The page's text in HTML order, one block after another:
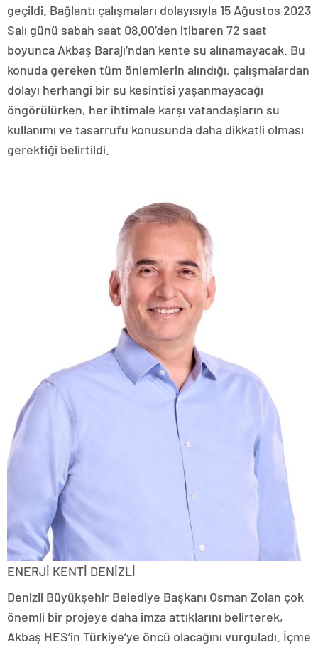
geçildi. Bağlantı çalışmaları dolayısıyla 15 Ağustos 2023
Salı günü sabah saat 08.00’den itibaren 72 saat
boyunca Akbaş Barajı’ndan kente su alınamayacak. Bu
konuda gereken tüm önlemlerin alındığı, çalışmalardan
dolayı herhangi bir su kesintisi yaşanmayacağı
öngörülürken, her ihtimale karşı vatandaşların su
kullanımı ve tasarrufu konusunda daha dikkatli olması
gerektiği belirtildi.
ENERJİ KENTİ DENİZLİ
Denizli Büyükşehir Belediye Başkanı Osman Zolan çok
önemli bir projeye daha imza attıklarını belirterek,
Akbaş HES’in Türkiye’ye öncü olacağını vurguladı. İçme